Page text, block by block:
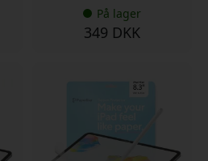
På lager
349 DKK